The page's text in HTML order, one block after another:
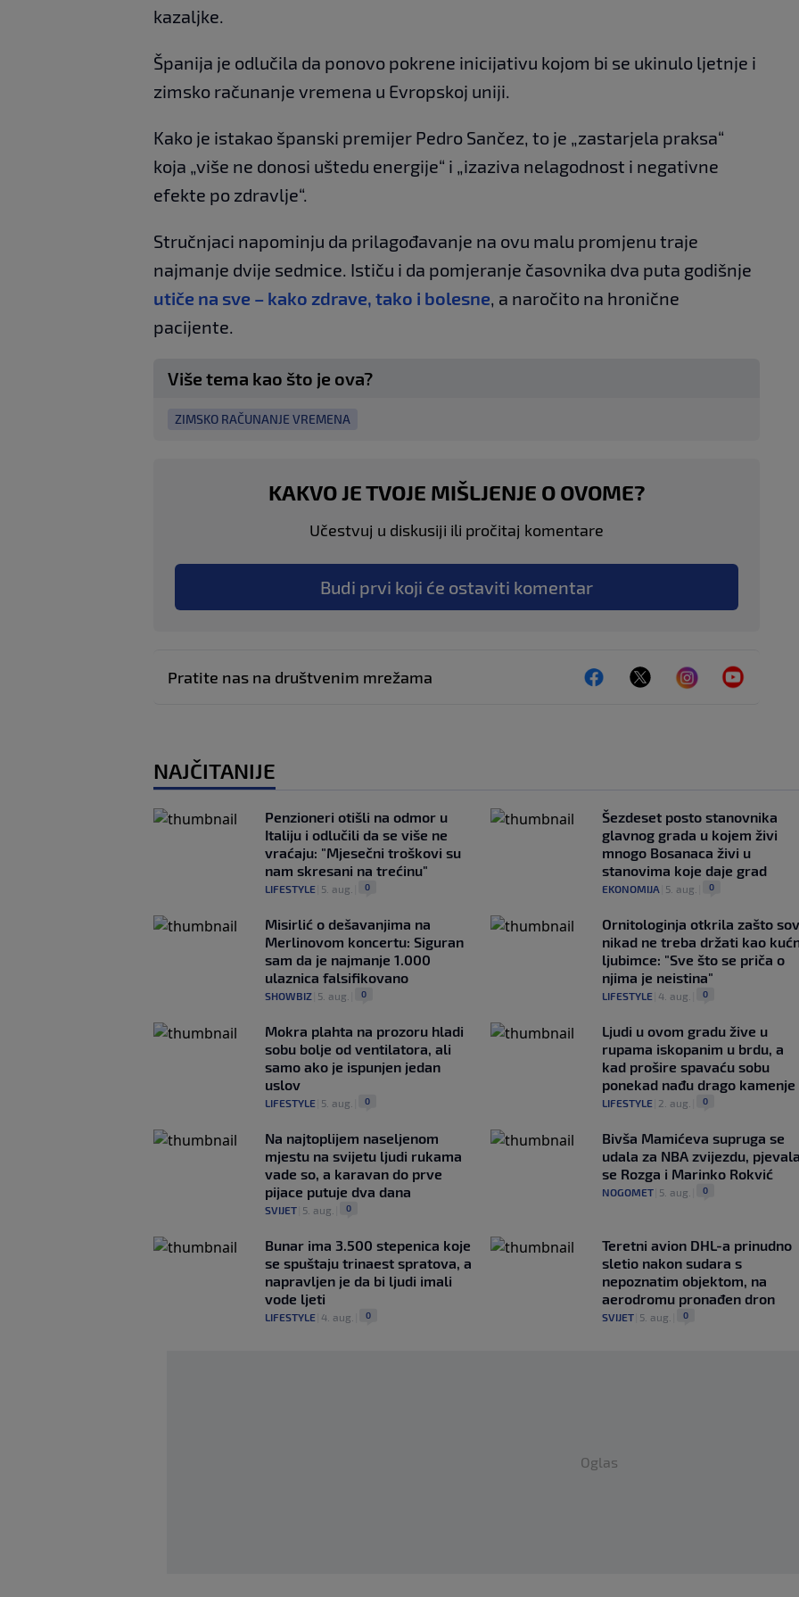
kazaljke.
Španija je odlučila da ponovo pokrene inicijativu kojom bi se ukinulo ljetnje i
zimsko računanje vremena u Evropskoj uniji.
Kako je istakao španski premijer Pedro Sančez, to je „zastarjela praksa“
koja „više ne donosi uštedu energije“ i „izaziva nelagodnost i negativne
efekte po zdravlje“.
Stručnjaci napominju da prilagođavanje na ovu malu promjenu traje
najmanje dvije sedmice. Ističu i da pomjeranje časovnika dva puta godišnje
utiče na sve – kako zdrave, tako i bolesne, a naročito na hronične
pacijente.
Više tema kao što je ova?
ZIMSKO RAČUNANJE VREMENA
KAKVO JE TVOJE MIŠLJENJE O OVOME?
Učestvuj u diskusiji ili pročitaj komentare
Budi prvi koji će ostaviti komentar
Pratite nas na društvenim mrežama
NAJČITANIJE
Penzioneri otišli na odmor u
Italiju i odlučili da se više ne
vraćaju: "Mjesečni troškovi su
nam skresani na trećinu"
LIFESTYLE 5. aug. 0
Šezdeset posto stanovnika
glavnog grada u kojem živi
mnogo Bosanaca živi u
stanovima koje daje grad
EKONOMIJA 5. aug. 0
Misirlić o dešavanjima na
Merlinovom koncertu: Siguran
sam da je najmanje 1.000
ulaznica falsifikovano
SHOWBIZ 5. aug. 0
Ornitologinja otkrila zašto
nikad ne treba držati kao
ljubimce: "Sve što se priča o
njima je neistina"
LIFESTYLE| 4. aug. 0
Mokra plahta na prozoru hladi
sobu bolje od ventilatora, ali
samo ako je ispunjen jedan
uslov
LIFESTYLE 5. aug. 0
Ljudi u ovom gradu žive u
rupama iskopanim u brdu, a
kad prošire spavaću sobu
ponekad nađu drago kamenje
LIFESTYLE| 2. aug. 0
Na najtoplijem naseljenom
mjestu na svijetu ljudi rukama
vade so, a karavan do prve
pijace putuje dva dana
SVIJET 5. aug. 0
Bivša Mamićeva supruga se
udala za NBA zvijezdu, pjevala
se Rozga i Marinko Rokvić
NOGOMET| 5. aug. 0
Bunar imа 3.500 stepenica koje
se spuštaju trinaest spratova, a
napravljen je da bi ljudi imali
vode ljeti
LIFESTYLE 4. aug. 0
Teretni avion DHL-a prinudno
sletio nakon sudara s
nepoznatim objektom, na
aerodromu pronađen dron
SVIJET| 5. aug. 0
Oglas